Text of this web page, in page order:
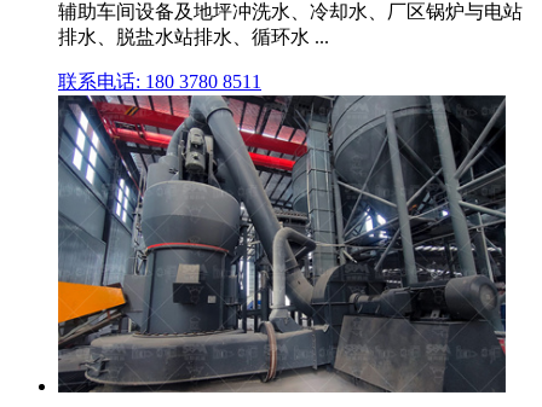
辅助车间设备及地坪冲洗水、冷却水、厂区锅炉与电站
排水、脱盐水站排水、循环水 ...
联系电话: 180 3780 8511